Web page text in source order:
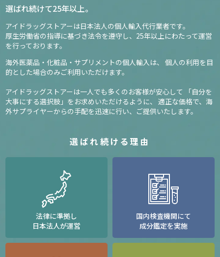
選ばれ続けて25年以上。
アイドラッグストアーは日本法人の個人輸入代行業者です。
厚生労働省の指導に基づき法令を遵守し、 25年以上にわたって運営
を行っております。
海外医薬品・化粧品・サプリメントの個人輸入は、
個人の利用を目
的とした場合のみご利用いただけます。
アイドラッグストアーは一人でも多くのお客様が安心して
「自分を
大事にする選択肢」をお求めいただけるように、
適正な価格で、海
外サプライヤーからの手配を迅速に行い、ご提供いたします。
選ばれ続ける理由
法律に準拠し
日本法人が運営
国内検査機関にて
成分鑑定を実施